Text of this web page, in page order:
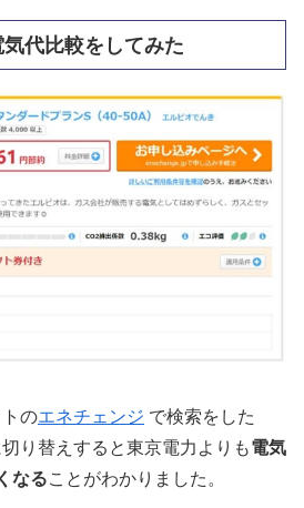
代比較をしてみた
のエネチェンジ で検索をした
切り替えすると東京電力よりも電気
なることがわかりました。